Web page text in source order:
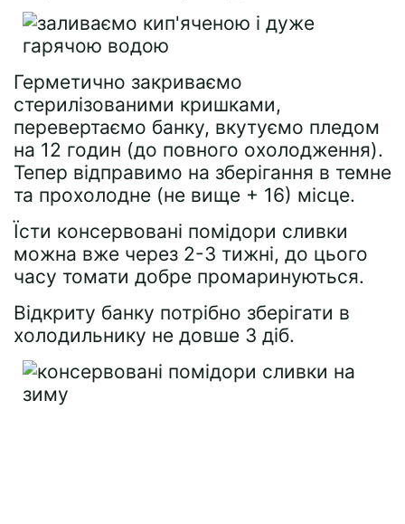
Герметично закриваємо
стерилізованими кришками,
перевертаємо банку, вкутуємо пледом
на 12 годин (до повного охолодження).
Тепер відправимо на зберігання в темне
та прохолодне (не вище + 16) місце.
Їсти консервовані помідори сливки
можна вже через 2-3 тижні, до цього
часу томати добре промаринуються.
Відкриту банку потрібно зберігати в
холодильнику не довше 3 діб.